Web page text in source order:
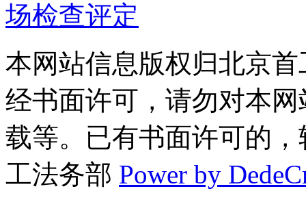
场检查评定
本网站信息版权归北京
经书面许可，请勿对本
载等。已有书面许可的
工法务部 Power by